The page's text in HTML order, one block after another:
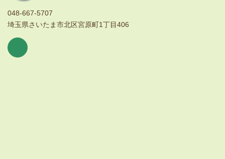
048-667-5707
埼玉県さいたま市北区宮原町1丁目406